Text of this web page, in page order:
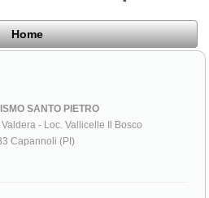
Home
SANTO PIETRO
- Loc. Vallicelle Il Bosco
Capannoli (PI)